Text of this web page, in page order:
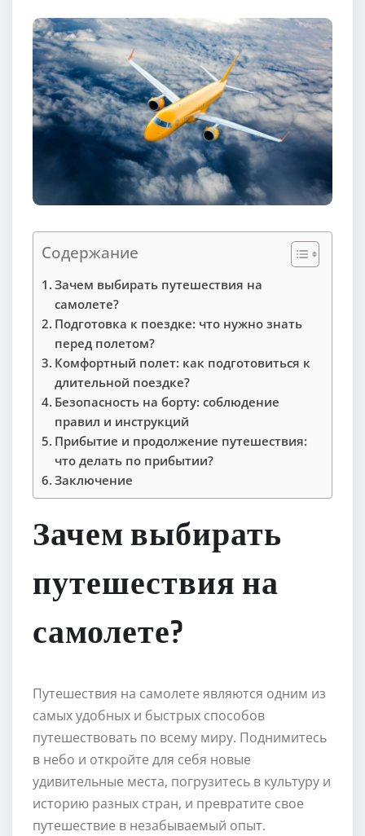
Содержание
Зачем выбирать путешествия на
самолете?
Подготовка к поездке: что нужно знать
перед полетом?
Комфортный полет: как подготовиться к
длительной поездке?
Безопасность на борту: соблюдение
правил и инструкций
Прибытие и продолжение путешествия:
что делать по прибытии?
Заключение
Зачем выбирать
путешествия на
самолете?
Путешествия на самолете являются одним из
самых удобных и быстрых способов
путешествовать по всему миру. Поднимитесь
в небо и откройте для себя новые
удивительные места, погрузитесь в культуру и
историю разных стран, и превратите свое
путешествие в незабываемый опыт.